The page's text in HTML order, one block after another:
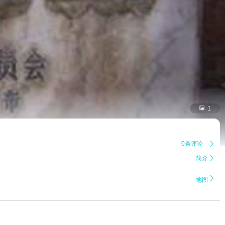
 1
0条评论 
简介 
地图 